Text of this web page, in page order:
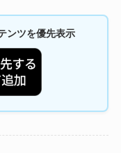
ンツを優先表示